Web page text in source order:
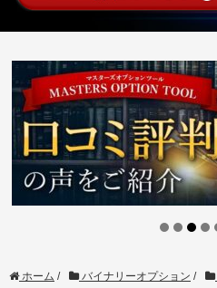
ホーム / バイナリーオプション /